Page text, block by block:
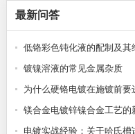
最新问答
低铬彩色钝化液的配制及其
镀镍溶液的常见金属杂质
电镀实战经验：关于哈氏槽